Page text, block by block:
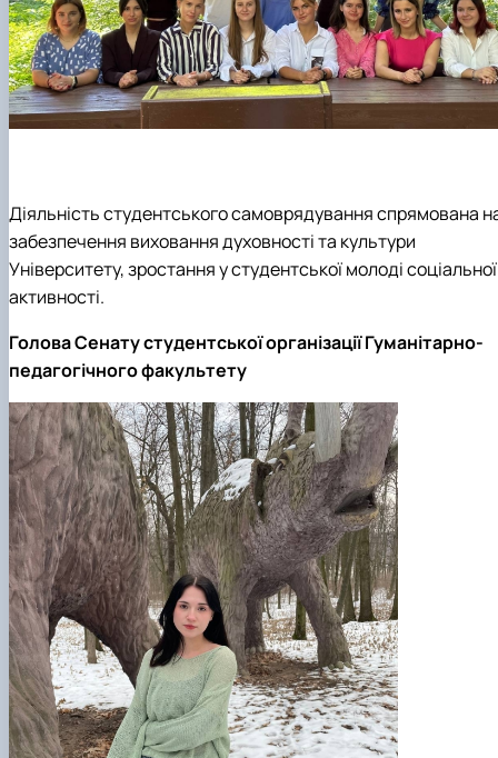
Діяльність студентського самоврядування спрямована
забезпечення виховання духовності та культури
Університету, зростання у студентської молоді соціальної
активності.
Голова Сенату студентської організації Гуманітарно-
педагогічного факультету